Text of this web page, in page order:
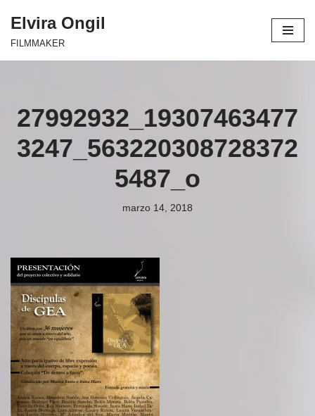
Saltar
Elvira Ongil
FILMMAKER
27992932_19307463477
3247_563220308728372
5487_o
marzo 14, 2018